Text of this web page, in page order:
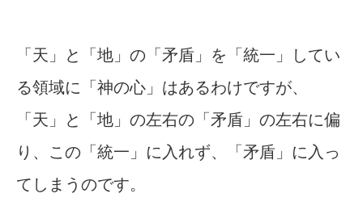
「天」と「地」の「矛盾」を「統一」してい
る領域に「神の心」はあるわけですが、
「天」と「地」の左右の「矛盾」の左右に偏
り、この「統一」に入れず、「矛盾」に入っ
てしまうのです。